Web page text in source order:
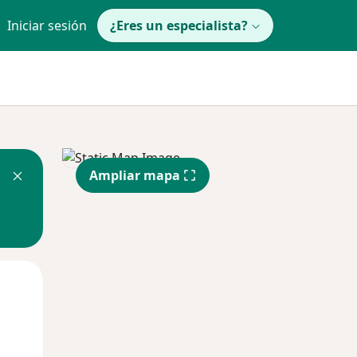
Iniciar sesión ¿Eres un especialista?
Ampliar mapa